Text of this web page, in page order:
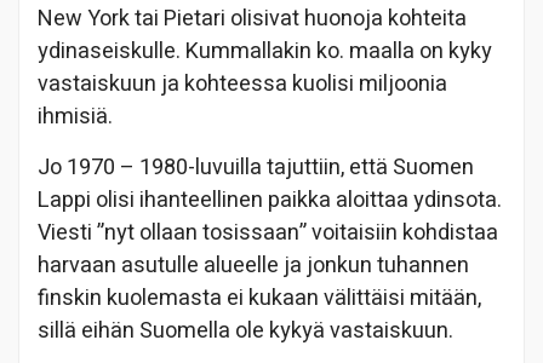
New York tai Pietari olisivat huonoja kohteita
ydinaseiskulle. Kummallakin ko. maalla on kyky
vastaiskuun ja kohteessa kuolisi miljoonia
ihmisiä.
Jo 1970 – 1980-luvuilla tajuttiin, että Suomen
Lappi olisi ihanteellinen paikka aloittaa ydinsota.
Viesti ”nyt ollaan tosissaan” voitaisiin kohdistaa
harvaan asutulle alueelle ja jonkun tuhannen
finskin kuolemasta ei kukaan välittäisi mitään,
sillä eihän Suomella ole kykyä vastaiskuun.